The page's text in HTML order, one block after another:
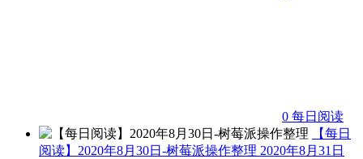
0 每日阅读
【每日
阅读】2020年8月30日-树莓派操作整理 2020年8月31日